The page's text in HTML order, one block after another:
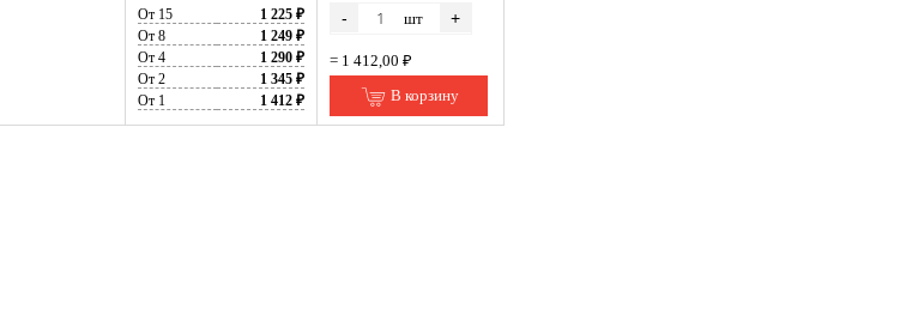
От 15
1 225 ₽
От 8
1 249 ₽
От 4
1 290 ₽
От 2
1 345 ₽
От 1
1 412 ₽
- шт +
= 1 412,00 ₽
В корзину